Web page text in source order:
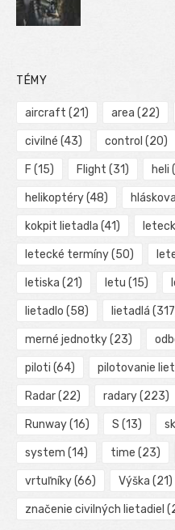
TÉMY
aircraft (21) area (22)
civilné (43) control (20)
F (15) Flight (31) heli
helikoptéry(48)
kokpit lietadla (41)
letecké termíny(50)
letiska (21) letu (15)
lietadlo (58) lietadlá
merné jednotky(23)
piloti (64) pilotovanie
Radar(22) radary(223)
Runway(16) S (13)
system (14) time (23)
vrtuľníky(66) Výška (21)
značenie civilných lietadiel